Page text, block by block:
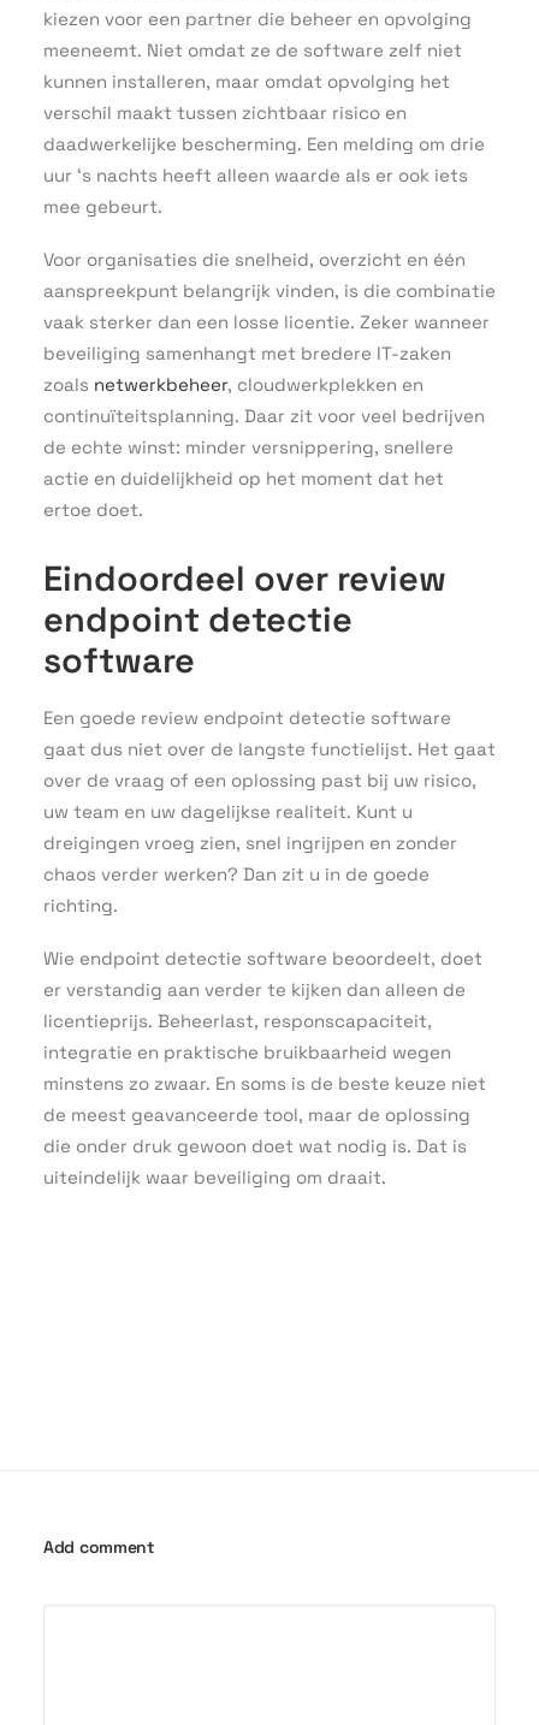
kiezen voor een partner die beheer en opvolging
meeneemt. Niet omdat ze de software zelf niet
kunnen installeren, maar omdat opvolging het
verschil maakt tussen zichtbaar risico en
daadwerkelijke bescherming. Een melding om drie
uur ‘s nachts heeft alleen waarde als er ook iets
mee gebeurt.
Voor organisaties die snelheid, overzicht en één
aanspreekpunt belangrijk vinden, is die combinatie
vaak sterker dan een losse licentie. Zeker wanneer
beveiliging samenhangt met bredere IT-zaken
zoals netwerkbeheer, cloudwerkplekken en
continuïteitsplanning. Daar zit voor veel bedrijven
de echte winst: minder versnippering, snellere
actie en duidelijkheid op het moment dat het
ertoe doet.
Eindoordeel over review
endpoint detectie
software
Een goede review endpoint detectie software
gaat dus niet over de langste functielijst. Het gaat
over de vraag of een oplossing past bij uw risico,
uw team en uw dagelijkse realiteit. Kunt u
dreigingen vroeg zien, snel ingrijpen en zonder
chaos verder werken? Dan zit u in de goede
richting.
Wie endpoint detectie software beoordeelt, doet
er verstandig aan verder te kijken dan alleen de
licentieprijs. Beheerlast, responscapaciteit,
integratie en praktische bruikbaarheid wegen
minstens zo zwaar. En soms is de beste keuze niet
de meest geavanceerde tool, maar de oplossing
die onder druk gewoon doet wat nodig is. Dat is
uiteindelijk waar beveiliging om draait.
Add comment